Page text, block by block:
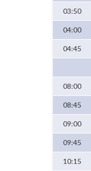
03:50
04:00
04:45
08:00
08:45
09:00
09:45
10:15